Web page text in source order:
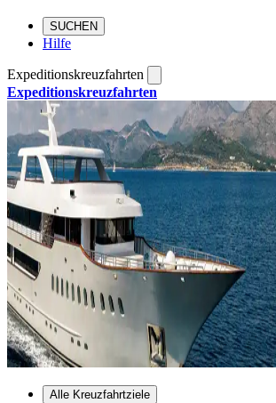
SUCHEN
Hilfe
Expeditionskreuzfahrten
Expeditionskreuzfahrten
Alle Kreuzfahrtziele